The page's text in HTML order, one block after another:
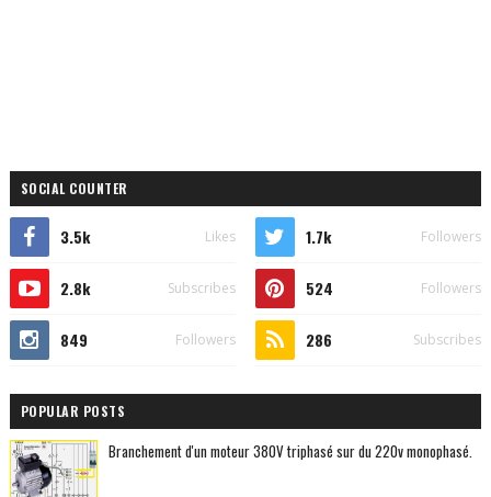
SOCIAL COUNTER
3.5k Likes 1.7k Followers
2.8k Subscribes 524 Followers
849 Followers 286 Subscribes
POPULAR POSTS
Branchement d'un moteur 380V triphasé sur du 220v monophasé.